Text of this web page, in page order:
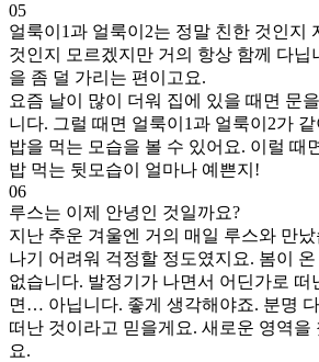
05
얼룩이1과 얼룩이2는 정말 친한 것인지
것인지 모르겠지만 거의 항상 함께 다닙
을 좀 덜 가리는 편이고요.
요즘 날이 많이 더워 집에 있을 때면 문
니다. 그럴 때면 얼룩이1과 얼룩이2가
밥을 먹는 모습을 볼 수 있어요. 이럴 때
밥 먹는 뒷모습이 얼마나 예쁜지!
06
루스는 이제 안녕인 것일까요?
지난 추운 겨울엔 거의 매일 루스와 만
나기 어려워 걱정할 정도였지요. 봄이
없습니다. 발정기가 나면서 어딘가로 떠
면… 아닙니다. 좋게 생각해야죠. 분명
떠난 것이라고 믿을게요. 새로운 영역을
요.